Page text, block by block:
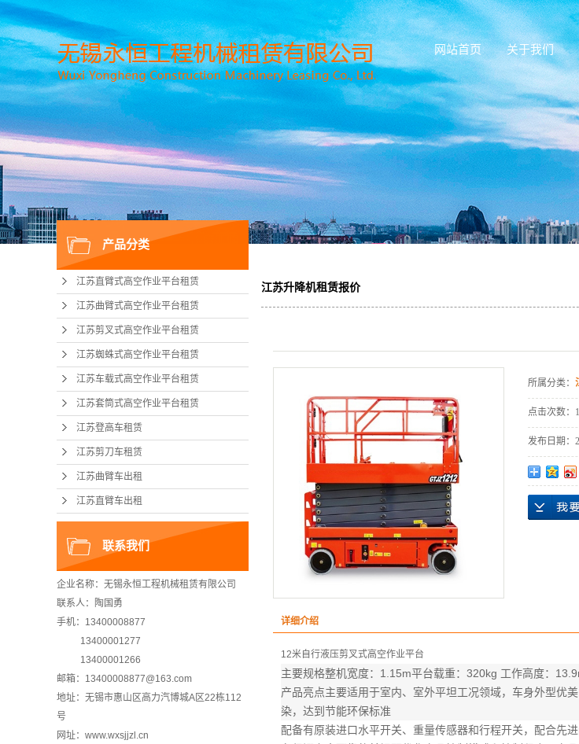
网站首页 关于我们
公司简介
荣誉资质
产品分类
江苏直臂式高空作业平台租赁
江苏曲臂式高空作业平台租赁
江苏剪叉式高空作业平台租赁
江苏蜘蛛式高空作业平台租赁
江苏车载式高空作业平台租赁
江苏套筒式高空作业平台租赁
江苏登高车租赁
江苏剪刀车租赁
江苏曲臂车出租
江苏直臂车出租
联系我们
企业名称：无锡永恒工程机械租赁有限公司
联系人：陶国勇
手机：13400008877
13400001277
13400001266
邮箱：13400008877@163.com
地址：无锡市惠山区高力汽博城A区22栋112
号
网址：www.wxsjjzl.cn
江苏升降机租赁报价
所属分类：
点击次数：
发布日期：
详细介绍
12米自行液压剪叉式高空作业平台
主要规格整机宽度：1.15m平台载重：320kg 工作高度：
产品亮点主要适用于室内、室外平坦工况领域，车身外型优
染，达到节能环保标准
配备有原装进口水平开关、重量传感器和行程开关，配合先